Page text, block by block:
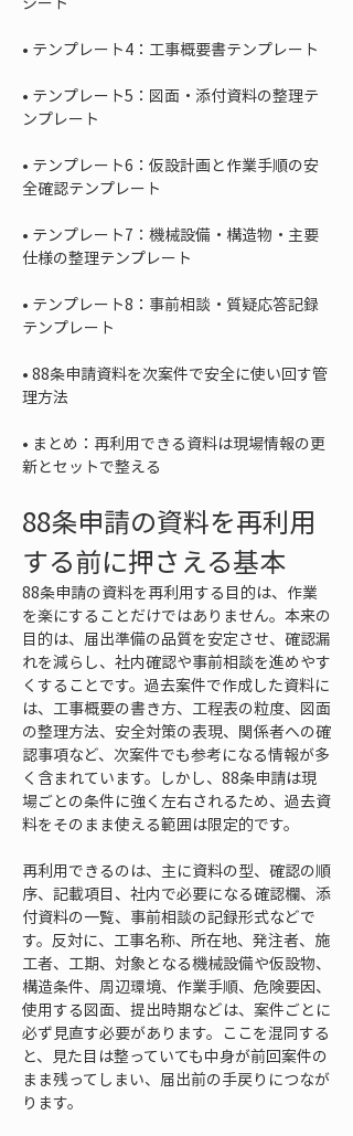
•
• テンプレート5：図面・添付資料の整理テ
• テンプレート6：仮設計画と作業手順の安
• テンプレート7：機械設備・構造物・主要
• テンプレート8：事前相談・質疑応答記録
• 88条申請資料を次案件で安全に使い回す管
• まとめ：再利用できる資料は現場情報の更
新とセットで整える
88条申請の資料を再利用
する前に押さえる基本
88条申請の資料を再利用する目的は、作業
を楽にすることだけではありません。本来の
目的は、届出準備の品質を安定させ、確認漏
れを減らし、社内確認や事前相談を進めやす
くすることです。過去案件で作成した資料に
は、工事概要の書き方、工程表の粒度、図面
の整理方法、安全対策の表現、関係者への確
認事項など、次案件でも参考になる情報が多
く含まれています。しかし、88条申請は現
場ごとの条件に強く左右されるため、過去資
料をそのまま使える範囲は限定的です。
再利用できるのは、主に資料の型、確認の順
序、記載項目、社内で必要になる確認欄、添
付資料の一覧、事前相談の記録形式などで
す。反対に、工事名称、所在地、発注者、施
工者、工期、対象となる機械設備や仮設物、
構造条件、周辺環境、作業手順、危険要因、
使用する図面、提出時期などは、案件ごとに
必ず見直す必要があります。ここを混同する
と、見た目は整っていても中身が前回案件の
まま残ってしまい、届出前の手戻りにつなが
ります。